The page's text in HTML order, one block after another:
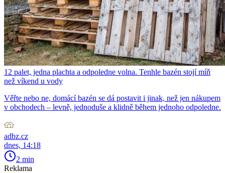
12 palet, jedna plachta a odpoledne volna. Tenhle bazén stojí míň
než víkend u vody
Věřte nebo ne, domácí bazén se dá postavit i jinak, než jen nákupem
v obchodech – levně, jednoduše a klidně během jednoho odpoledne.
adbz.cz
dnes, 14:18
2 min
Reklama